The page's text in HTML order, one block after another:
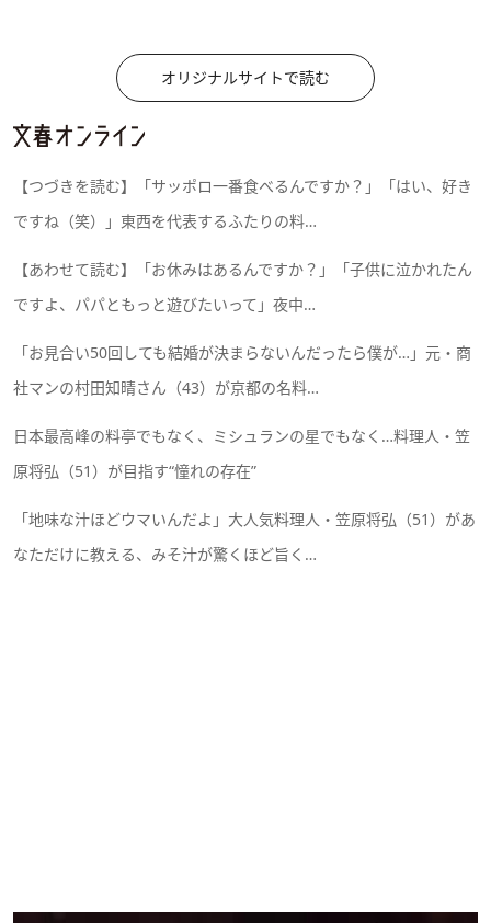
オリジナルサイトで読む
【つづきを読む】「サッポロ一番食べるんですか？」「はい、好き
ですね（笑）」東西を代表するふたりの料…
【あわせて読む】「お休みはあるんですか？」「子供に泣かれたん
ですよ、パパともっと遊びたいって」夜中…
「お見合い50回しても結婚が決まらないんだったら僕が…」元・商
社マンの村田知晴さん（43）が京都の名料…
日本最高峰の料亭でもなく、ミシュランの星でもなく…料理人・笠
原将弘（51）が目指す“憧れの存在”
「地味な汁ほどウマいんだよ」大人気料理人・笠原将弘（51）があ
なただけに教える、みそ汁が驚くほど旨く…